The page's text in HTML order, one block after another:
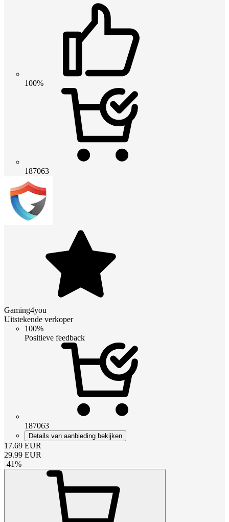
100%
187063
Gaming4you
Uitstekende verkoper
100%
Positieve feedback
187063
Details van aanbieding bekijken
17.69 EUR
29.99 EUR
-41%